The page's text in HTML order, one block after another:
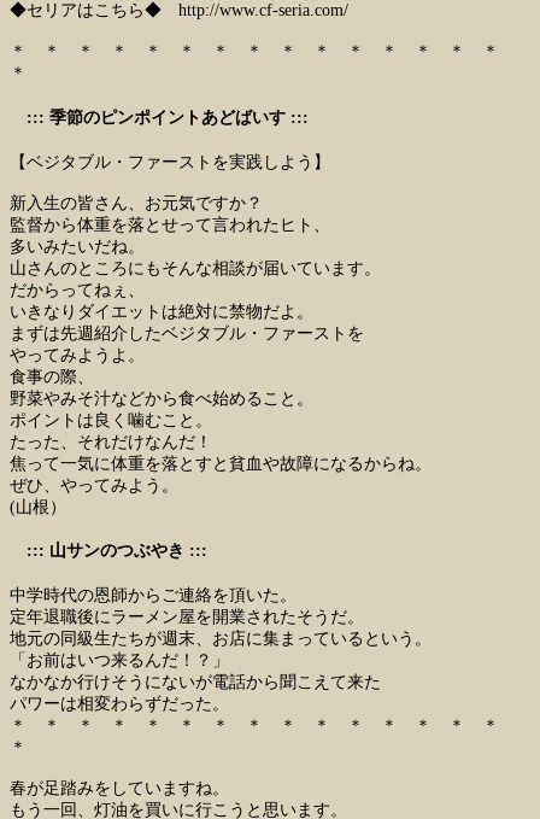
◆セリアはこちら◆ http://www.cf-seria.com/
＊ ＊ ＊ ＊ ＊ ＊ ＊ ＊ ＊ ＊ ＊ ＊ ＊ ＊ ＊
＊
::: 季節のピンポイントあどばいす :::
【ベジタブル・ファーストを実践しよう】
新入生の皆さん、お元気ですか？
監督から体重を落とせって言われたヒト、
多いみたいだね。
山さんのところにもそんな相談が届いています。
だからってねぇ、
いきなりダイエットは絶対に禁物だよ。
まずは先週紹介したベジタブル・ファーストを
やってみようよ。
食事の際、
野菜やみそ汁などから食べ始めること。
ポイントは良く噛むこと。
たった、それだけなんだ！
焦って一気に体重を落とすと貧血や故障になるからね。
ぜひ、やってみよう。
(山根）
::: 山サンのつぶやき :::
中学時代の恩師からご連絡を頂いた。
定年退職後にラーメン屋を開業されたそうだ。
地元の同級生たちが週末、お店に集まっているという。
「お前はいつ来るんだ！？」
なかなか行けそうにないが電話から聞こえて来た
パワーは相変わらずだった。
＊ ＊ ＊ ＊ ＊ ＊ ＊ ＊ ＊ ＊ ＊ ＊ ＊ ＊ ＊
＊
春が足踏みをしていますね。
もう一回、灯油を買いに行こうと思います。